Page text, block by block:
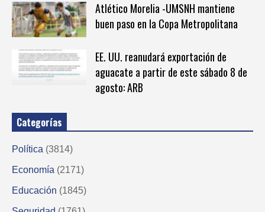
Atlético Morelia -UMSNH mantiene
buen paso en la Copa Metropolitana
EE. UU. reanudará exportación de
aguacate a partir de este sábado 8 de
agosto: ARB
Categorías
Política (3814)
Economía (2171)
Educación (1845)